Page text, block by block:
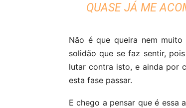
QUASE JÁ ME
Não é que queira nem
solidão que se faz sentir,
lutar contra isto, e ainda por
esta fase passar.
E chego a pensar que é essa